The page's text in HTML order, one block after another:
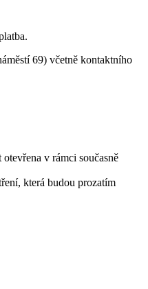
69) včetně kontaktního
v rámci současně
která budou prozatím